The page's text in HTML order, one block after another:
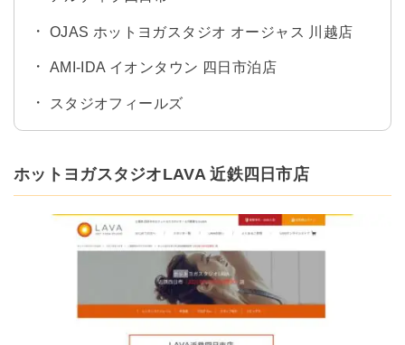
OJAS ホットヨガスタジオ オージャス 川越店
AMI-IDA イオンタウン 四日市泊店
スタジオフィールズ
ホットヨガスタジオLAVA 近鉄四日市店